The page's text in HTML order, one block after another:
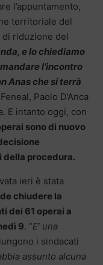
l’appuntamento,
territoriale del
di riduzione del
e lo chiediamo
l’incontro
Anas che si terrà
Paolo D’Anca
E intanto oggi, con
sono di nuovo
della procedura.
ieri è stata
chiudere la
dei 61 operai a
9. “E’ una
i sindacati
assunto alcuna